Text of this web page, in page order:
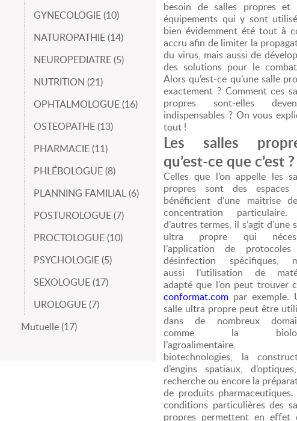
GYNECOLOGIE (10)
NATUROPATHIE (14)
NEUROPEDIATRE (5)
NUTRITION (21)
OPHTALMOLOGUE (16)
OSTEOPATHE (13)
PHARMACIE (11)
PHLÉBOLOGUE (8)
PLANNING FAMILIAL (6)
POSTUROLOGUE (7)
PROCTOLOGUE (10)
PSYCHOLOGIE (5)
SEXOLOGUE (17)
UROLOGUE (7)
Mutuelle (17)
besoin de salles propres et
équipements qui y sont
bien évidemment été tout à
accru afin de limiter la
du virus, mais aussi de
des solutions pour le
Alors qu’est-ce qu’une salle
exactement ? Comment ces
propres sont-elles
indispensables ? On vous
tout !
Les salles
qu’est-ce que c’est ?
Celles que l’on appelle les
propres sont des espaces
bénéficient d’une maitrise
concentration particulaire.
d’autres termes, il s’agit d’une
ultra propre qui
l’application de
désinfection spécifiques,
aussi l’utilisation de
adapté que l’on peut trouver
conformat.com par exemple. Une
salle ultra propre peut être
dans de nombreux
comme la
l’agroalimentaire,
biotechnologies, la
d’engins spatiaux,
recherche ou encore la
de produits pharmaceutiques.
conditions particulières des
propres permettent en effet